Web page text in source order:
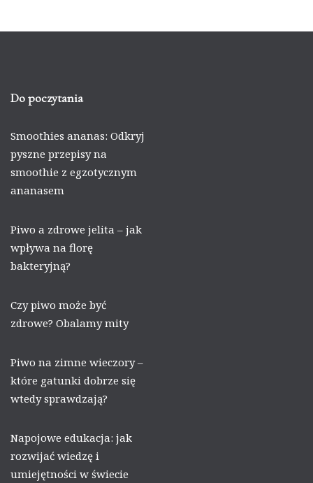
Do poczytania
Smoothies ananas: Odkryj
pyszne przepisy na
smoothie z egzotycznym
ananasem
Piwo a zdrowe jelita – jak
wpływa na florę
bakteryjną?
Czy piwo może być
zdrowe? Obalamy mity
Piwo na zimne wieczory –
które gatunki dobrze się
wtedy sprawdzają?
Napojowe edukacja: jak
rozwijać wiedzę i
umiejętności w świecie